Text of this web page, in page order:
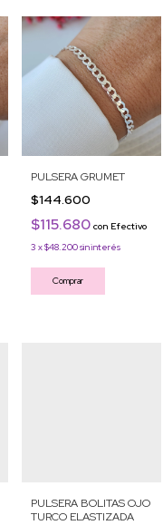
PULSERA GRUMET
$144.600
$115.680 con Efectivo
3 x$48.200sin interés
Comprar
PULSERA BOLITAS OJO
TURCO ELASTIZADA